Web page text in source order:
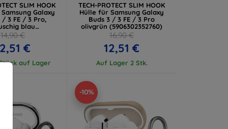
SLIM HOOK
Galaxy
/ 3 FE / 3 Pro,
blau
14,90 €
€
auf Lager
TECH-PROTECT SLIM HOOK
Hülle für Samsung Galaxy
Buds 3 / 3 FE / 3 Pro
olivgrün (5906302352760)
16,90 €
12,51 €
Auf Lager 2 Stk.
-10%